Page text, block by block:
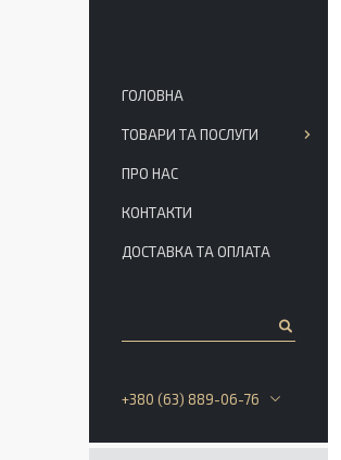
ГОЛОВНА
ТОВАРИ ТА ПОСЛУГИ
ПРО НАС
КОНТАКТИ
ДОСТАВКА ТА ОПЛАТА
+380 (63) 889-06-76